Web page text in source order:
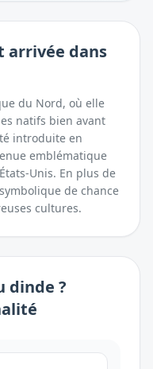
arrivée dans
du Nord, où elle
natifs bien avant
introduite en
emblématique
Unis. En plus de
de chance
cultures.
dinde ?